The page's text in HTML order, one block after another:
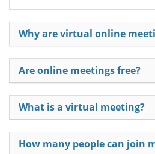
Why are virtual online
Are online meetings free?
What is a virtual meeting?
How many people can join